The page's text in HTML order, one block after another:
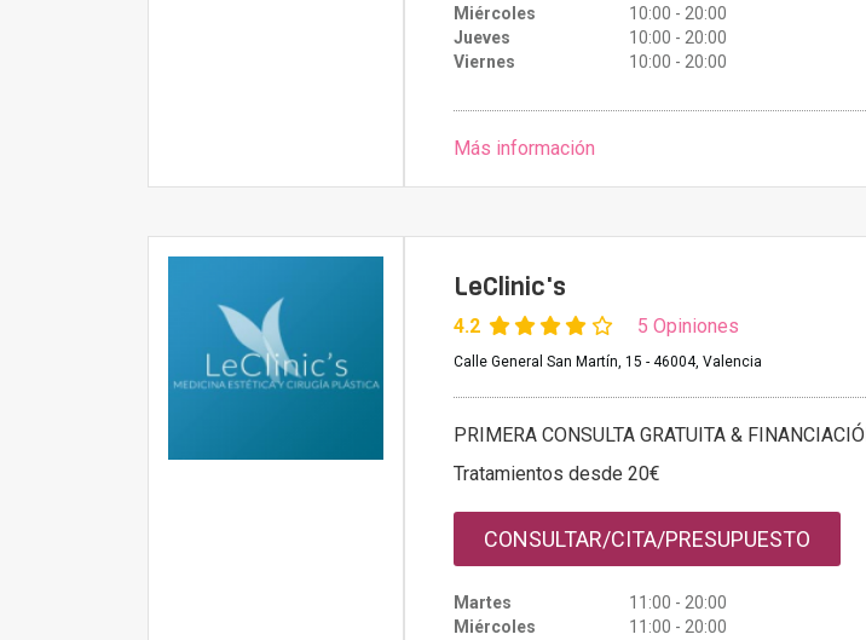
Miércoles
10:00 - 20:00
Jueves
10:00 - 20:00
Viernes
10:00 - 20:00
Más información
LeClinic's
4.2 5 Opiniones
Calle General San Martín, 15 - 46004, Valencia
PRIMERA CONSULTA GRATUITA &
Tratamientos desde 20€
CONSULTAR/CITA/PRESUPUESTO
Martes
11:00 - 20:00
Miércoles
11:00 - 20:00